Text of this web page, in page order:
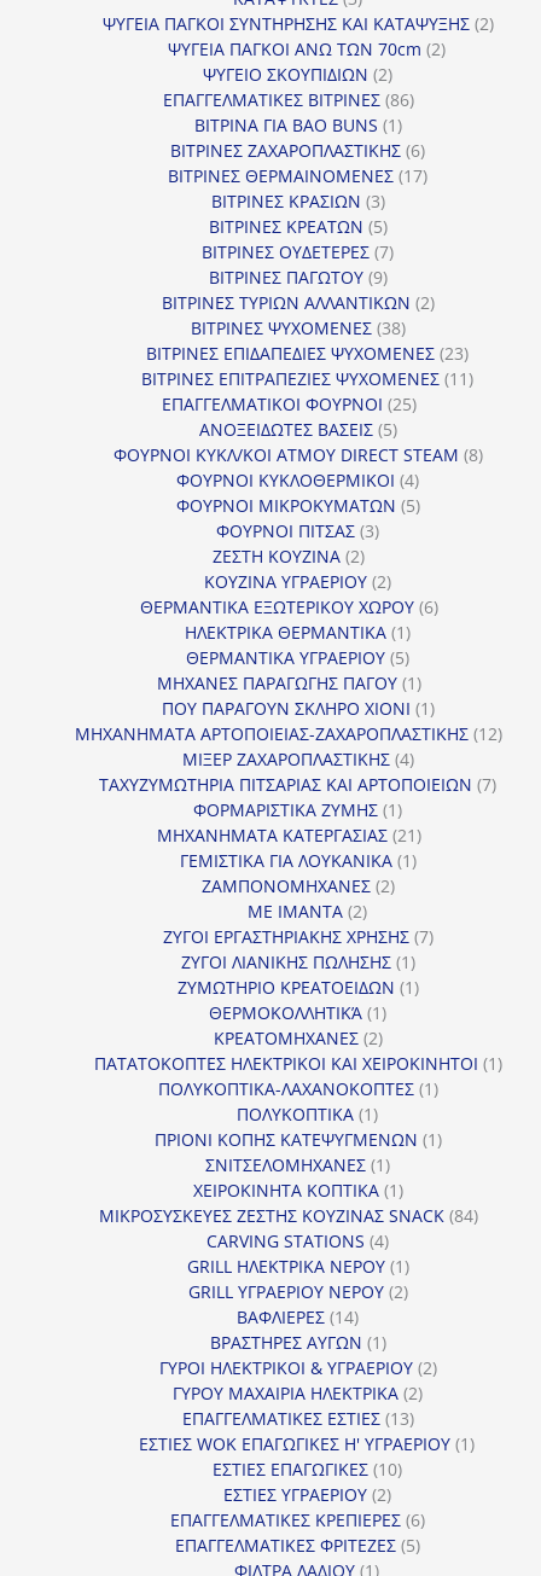
προϊόντα
ΨΥΓΕΙΑ ΠΑΓΚΟΙ ΣΥΝΤΗΡΗΣΗΣ ΚΑΙ ΚΑΤΑΨΥΞΗΣ 22
ΨΥΓΕΙΑ ΠΑΓΚΟΙ ΑΝΩ ΤΩΝ 70cm 22
ΨΥΓΕΙΟ ΣΚΟΥΠΙΔΙΩΝ 22
προϊόντα
ΕΠΑΓΓΕΛΜΑΤΙΚΕΣ ΒΙΤΡΙΝΕΣ 8686
ΒΙΤΡΙΝΑ ΓΙΑ BAO BUNS 11
προϊόν
ΒΙΤΡΙΝΕΣ ΖΑΧΑΡΟΠΛΑΣΤΙΚΗΣ 66
προϊόντα
ΒΙΤΡΙΝΕΣ ΘΕΡΜΑΙΝΟΜΕΝΕΣ 1717
ΒΙΤΡΙΝΕΣ ΚΡΑΣΙΩΝ 33
προϊόντα
ΒΙΤΡΙΝΕΣ ΚΡΕΑΤΩΝ 55
προϊόντα
ΒΙΤΡΙΝΕΣ ΟΥΔΕΤΕΡΕΣ 77
ΒΙΤΡΙΝΕΣ ΠΑΓΩΤΟΥ 99
προϊόντα
ΒΙΤΡΙΝΕΣ ΤΥΡΙΩΝ ΑΛΛΑΝΤΙΚΩΝ 22
ΒΙΤΡΙΝΕΣ ΨΥΧΟΜΕΝΕΣ 3838
προϊόντα
ΒΙΤΡΙΝΕΣ ΕΠΙΔΑΠΕΔΙΕΣ ΨΥΧΟΜΕΝΕΣ 2323
προϊόντα
ΒΙΤΡΙΝΕΣ ΕΠΙΤΡΑΠΕΖΙΕΣ ΨΥΧΟΜΕΝΕΣ 1111
ΕΠΑΓΓΕΛΜΑΤΙΚΟΙ ΦΟΥΡΝΟΙ 2525
ΑΝΟΞΕΙΔΩΤΕΣ ΒΑΣΕΙΣ 55
προϊόντα
ΦΟΥΡΝΟΙ ΚΥΚΛ/ΚΟΙ ΑΤΜΟΥ DIRECT STEAM 88
ΦΟΥΡΝΟΙ ΚΥΚΛΟΘΕΡΜΙΚΟΙ 44
προϊόντα
ΦΟΥΡΝΟΙ ΜΙΚΡΟΚΥΜΑΤΩΝ 55
ΦΟΥΡΝΟΙ ΠΙΤΣΑΣ 33
ΖΕΣΤΗ ΚΟΥΖΙΝΑ 22
προϊόντα
ΚΟΥΖΙΝΑ ΥΓΡΑΕΡΙΟΥ 22
προϊόντα
ΘΕΡΜΑΝΤΙΚΑ ΕΞΩΤΕΡΙΚΟΥ ΧΩΡΟΥ 66
ΗΛΕΚΤΡΙΚΑ ΘΕΡΜΑΝΤΙΚΑ 11
προϊόν
ΘΕΡΜΑΝΤΙΚΑ ΥΓΡΑΕΡΙΟΥ 55
προϊόντα
ΜΗΧΑΝΕΣ ΠΑΡΑΓΩΓΗΣ ΠΑΓΟΥ 11
προϊόν
ΠΟΥ ΠΑΡΑΓΟΥΝ ΣΚΛΗΡΟ ΧΙΟΝΙ 11
προϊόν
ΜΗΧΑΝΗΜΑΤΑ ΑΡΤΟΠΟΙΕΙΑΣ-ΖΑΧΑΡΟΠΛΑΣΤΙΚΗΣ 1212
ΜΙΞΕΡ ΖΑΧΑΡΟΠΛΑΣΤΙΚΗΣ 44
προϊόντα
ΤΑΧΥΖΥΜΩΤΗΡΙΑ ΠΙΤΣΑΡΙΑΣ ΚΑΙ ΑΡΤΟΠΟΙΕΙΩΝ 77
ΦΟΡΜΑΡΙΣΤΙΚΑ ΖΥΜΗΣ 11
προϊόν
ΜΗΧΑΝΗΜΑΤΑ ΚΑΤΕΡΓΑΣΙΑΣ 2121
προϊόντα
ΓΕΜΙΣΤΙΚΑ ΓΙΑ ΛΟΥΚΑΝΙΚΑ 11
ΖΑΜΠΟΝΟΜΗΧΑΝΕΣ 22
ΜΕ ΙΜΑΝΤΑ 22
προϊόντα
ΖΥΓΟΙ ΕΡΓΑΣΤΗΡΙΑΚΗΣ ΧΡΗΣΗΣ 77
ΖΥΓΟΙ ΛΙΑΝΙΚΗΣ ΠΩΛΗΣΗΣ 11
προϊόν
ΖΥΜΩΤΗΡΙΟ ΚΡΕΑΤΟΕΙΔΩΝ 11
ΘΕΡΜΟΚΟΛΛΗΤΙΚΆ 11
προϊόν
ΚΡΕΑΤΟΜΗΧΑΝΕΣ 22
προϊόντα
ΠΑΤΑΤΟΚΟΠΤΕΣ ΗΛΕΚΤΡΙΚΟΙ ΚΑΙ ΧΕΙΡΟΚΙΝΗΤΟΙ 11
ΠΟΛΥΚΟΠΤΙΚΑ-ΛΑΧΑΝΟΚΟΠΤΕΣ 11
ΠΟΛΥΚΟΠΤΙΚΑ 11
προϊόν
ΠΡΙΟΝΙ ΚΟΠΗΣ ΚΑΤΕΨΥΓΜΕΝΩΝ 11
ΣΝΙΤΣΕΛΟΜΗΧΑΝΕΣ 11
προϊόν
ΧΕΙΡΟΚΙΝΗΤΑ ΚΟΠΤΙΚΑ 11
προϊόν
ΜΙΚΡΟΣΥΣΚΕΥΕΣ ΖΕΣΤΗΣ ΚΟΥΖΙΝΑΣ SNACK 8484
CARVING STATIONS 44
προϊόντα
GRILL ΗΛΕΚΤΡΙΚΑ ΝΕΡΟΥ 11
προϊόν
GRILL ΥΓΡΑΕΡΙΟΥ ΝΕΡΟΥ 22
ΒΑΦΛΙΕΡΕΣ 1414
προϊόντα
ΒΡΑΣΤΗΡΕΣ ΑΥΓΩΝ 11
προϊόν
ΓΥΡΟΙ ΗΛΕΚΤΡΙΚΟΙ & ΥΓΡΑΕΡΙΟΥ 22
ΓΥΡΟΥ ΜΑΧΑΙΡΙΑ ΗΛΕΚΤΡΙΚΑ 22
ΕΠΑΓΓΕΛΜΑΤΙΚΕΣ ΕΣΤΙΕΣ 1313
προϊόντα
ΕΣΤΙΕΣ WOK ΕΠΑΓΩΓΙΚΕΣ Η' ΥΓΡΑΕΡΙΟΥ 11
ΕΣΤΙΕΣ ΕΠΑΓΩΓΙΚΕΣ 1010
ΕΣΤΙΕΣ ΥΓΡΑΕΡΙΟΥ 22
προϊόντα
ΕΠΑΓΓΕΛΜΑΤΙΚΕΣ ΚΡΕΠΙΕΡΕΣ 66
προϊόντα
ΕΠΑΓΓΕΛΜΑΤΙΚΕΣ ΦΡΙΤΕΖΕΣ 55
ΦΙΛΤΡΑ ΛΑΔΙΟΥ 11